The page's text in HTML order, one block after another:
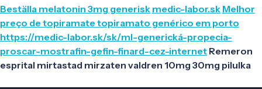
Beställa melatonin 3mg generisk medic-labor.sk Melhor
preço de topiramate topiramato genérico em porto
https://medic-labor.sk/sk/ml-generická-propecia-
proscar-mostrafin-gefin-finard-cez-internet Remeron
esprital mirtastad mirzaten valdren 10mg 30mg pilulka